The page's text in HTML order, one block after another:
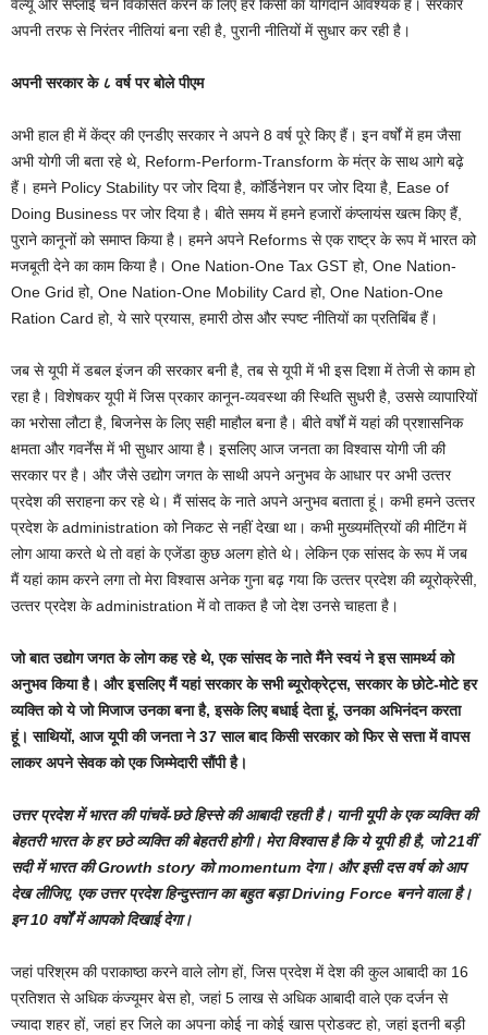
वैल्यू और सप्लाई चेन विकसित करने के लिए हर किसी का योगदान आवश्यक है। सरकार
अपनी तरफ से निरंतर नीतियां बना रही है, पुरानी नीतियों में सुधार कर रही है।
अपनी सरकार के ८ वर्ष पर बोले पीएम
अभी हाल ही में केंद्र की एनडीए सरकार ने अपने 8 वर्ष पूरे किए हैं। इन वर्षों में हम जैसा
अभी योगी जी बता रहे थे, Reform-Perform-Transform के मंत्र के साथ आगे बढ़े
हैं। हमने Policy Stability पर जोर दिया है, कॉर्डिनेशन पर जोर दिया है, Ease of
Doing Business पर जोर दिया है। बीते समय में हमने हजारों कंप्लायंस खत्म किए हैं,
पुराने कानूनों को समाप्त किया है। हमने अपने Reforms से एक राष्ट्र के रूप में भारत को
मजबूती देने का काम किया है। One Nation-One Tax GST हो, One Nation-
One Grid हो, One Nation-One Mobility Card हो, One Nation-One
Ration Card हो, ये सारे प्रयास, हमारी ठोस और स्पष्ट नीतियों का प्रतिबिंब हैं।
जब से यूपी में डबल इंजन की सरकार बनी है, तब से यूपी में भी इस दिशा में तेजी से काम हो
रहा है। विशेषकर यूपी में जिस प्रकार कानून-व्यवस्था की स्थिति सुधरी है, उससे व्यापारियों
का भरोसा लौटा है, बिजनेस के लिए सही माहौल बना है। बीते वर्षों में यहां की प्रशासनिक
क्षमता और गवर्नेंस में भी सुधार आया है। इसलिए आज जनता का विश्वास योगी जी की
सरकार पर है। और जैसे उद्योग जगत के साथी अपने अनुभव के आधार पर अभी उत्‍तर
प्रदेश की सराहना कर रहे थे। मैं सांसद के नाते अपने अनुभव बताता हूं। कभी हमने उत्‍तर
प्रदेश के administration को निकट से नहीं देखा था। कभी मुख्‍यमंत्रियों की मीटिंग में
लोग आया करते थे तो वहां के एजेंडा कुछ अलग होते थे। लेकिन एक सांसद के रूप में जब
मैं यहां काम करने लगा तो मेरा विश्‍वास अनेक गुना बढ़ गया कि उत्‍तर प्रदेश की ब्‍यूरोक्रेसी,
उत्‍तर प्रदेश के administration में वो ताकत है जो देश उनसे चाहता है।
जो बात उद्योग जगत के लोग कह र‍हे थे, एक सांसद के नाते मैंने स्‍वयं ने इस सामर्थ्य को
अनुभव किया है। और इसलिए मैं यहां सरकार के सभी ब्यूरोक्रेट्स, सरकार के छोटे-मोटे हर
व्यक्ति को ये जो मिजाज उनका बना है, इसके लिए बधाई देता हूं, उनका अभिनंदन करता
हूं। साथियों, आज यूपी की जनता ने 37 साल बाद किसी सरकार को फिर से सत्ता में वापस
लाकर अपने सेवक को एक जिम्‍मेदारी सौंपी है।
उत्तर प्रदेश में भारत की पांचवें-छठे हिस्से की आबादी रहती है। यानी यूपी के एक व्यक्ति की
बेहतरी भारत के हर छठे व्यक्ति की बेहतरी होगी। मेरा विश्वास है कि ये यूपी ही है, जो 21वीं
सदी में भारत की Growth story को momentum देगा। और इसी दस वर्ष को आप
देख लीजिए, एक उत्तर प्रदेश हिन्‍दुस्‍तान का बहुत बड़ा Driving Force बनने वाला है।
इन 10 वर्षों में आपको दिखाई देगा।
जहां परिश्रम की पराकाष्ठा करने वाले लोग हों, जिस प्रदेश में देश की कुल आबादी का 16
प्रतिशत से अधिक कंज्यूमर बेस हो, जहां 5 लाख से अधिक आबादी वाले एक दर्जन से
ज्यादा शहर हों, जहां हर जिले का अपना कोई ना कोई खास प्रोडक्ट हो, जहां इतनी बड़ी